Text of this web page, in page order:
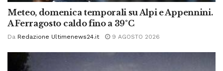
Meteo, domenica temporali su Alpi e Appennini.
A Ferragosto caldo fino a 39°C
Da Redazione Ultimenews24.it 9 AGOSTO 2026